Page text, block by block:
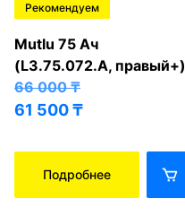
Рекомендуем
Mutlu 75 Ач
(L3.75.072.A, правый+)
66 000₸
61 500₸
Подробнее